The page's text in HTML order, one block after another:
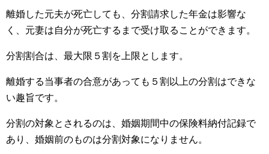
離婚した元夫が死亡しても、分割請求した年金は影響な
く、元妻は自分が死亡するまで受け取ることができます。
分割割合は、最大限５割を上限とします。
離婚する当事者の合意があっても５割以上の分割はできな
い趣旨です。
分割の対象とされるのは、婚姻期間中の保険料納付記録で
あり、婚姻前のものは分割対象になりません。